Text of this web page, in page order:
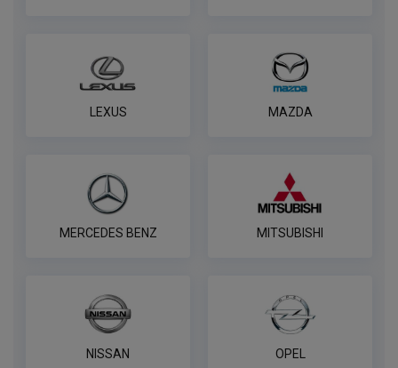
LEXUS MAZDA
MERCEDES BENZ MITSUBISHI
NISSAN OPEL